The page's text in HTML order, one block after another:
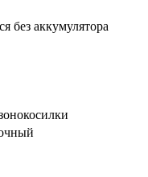
без аккумулятора